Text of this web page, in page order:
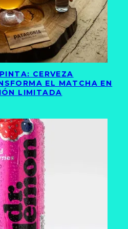
CERVEZA
EL MATCHA EN
LIMITADA